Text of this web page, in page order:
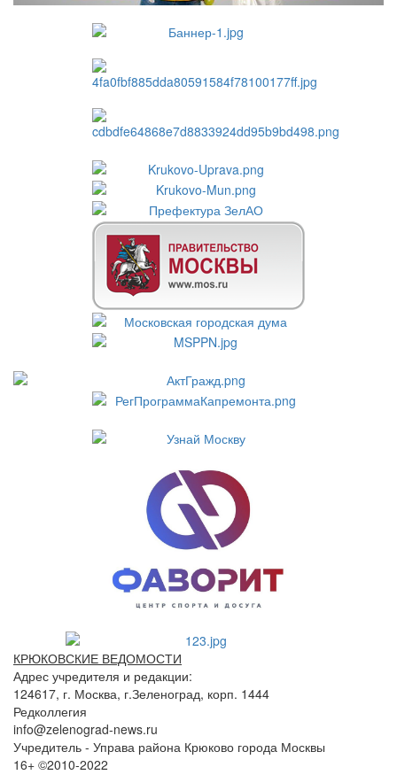
КРЮКОВСКИЕ ВЕДОМОСТИ
Адрес учредителя и редакции:
124617, г. Москва, г.Зеленоград, корп. 1444
Редколлегия
info@zelenograd-news.ru
Учредитель - Управа района Крюково города Москвы
16+ ©2010-2022